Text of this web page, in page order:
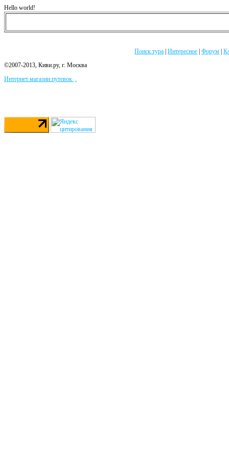
Hello world!
Поиск тура Интересное Форум
©2007-2013, Киви.ру, г. Москва
Интернет магазин путевок .